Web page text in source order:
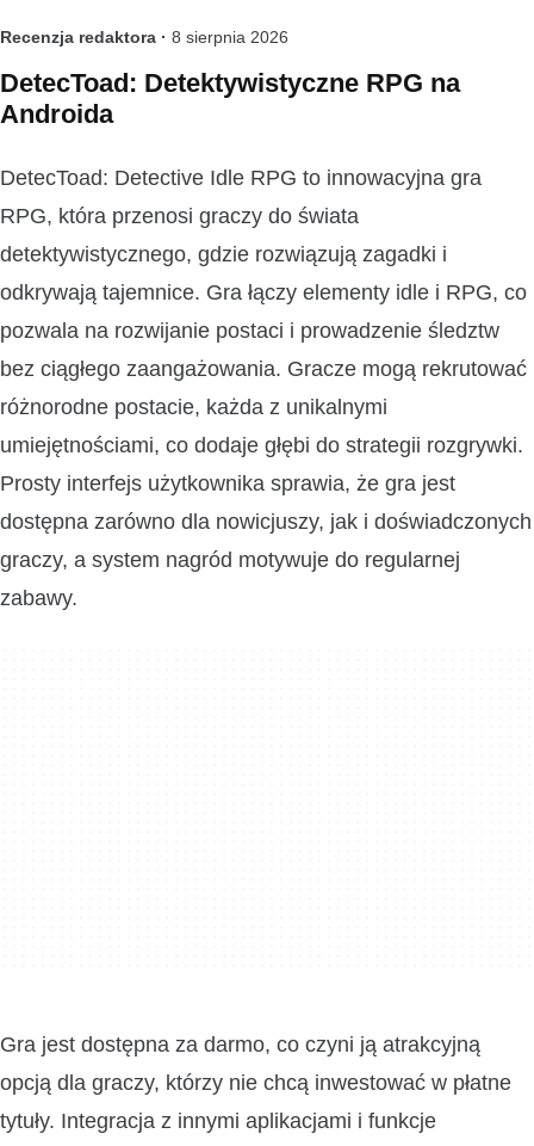
Recenzja redaktora · 8 sierpnia 2026
DetecToad: Detektywistyczne RPG na
Androida
DetecToad: Detective Idle RPG to innowacyjna gra
RPG, która przenosi graczy do świata
detektywistycznego, gdzie rozwiązują zagadki i
odkrywają tajemnice. Gra łączy elementy idle i RPG, co
pozwala na rozwijanie postaci i prowadzenie śledztw
bez ciągłego zaangażowania. Gracze mogą rekrutować
różnorodne postacie, każda z unikalnymi
umiejętnościami, co dodaje głębi do strategii rozgrywki.
Prosty interfejs użytkownika sprawia, że gra jest
dostępna zarówno dla nowicjuszy, jak i doświadczonych
graczy, a system nagród motywuje do regularnej
zabawy.
Gra jest dostępna za darmo, co czyni ją atrakcyjną
opcją dla graczy, którzy nie chcą inwestować w płatne
tytuły. Integracja z innymi aplikacjami i funkcje